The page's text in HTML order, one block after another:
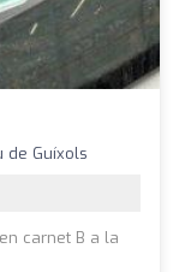
de Guíxols
carnet B a la